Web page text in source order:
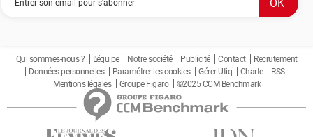
Qui sommes-nous ? L'équipe Notre société Publicité Contact
Recrutement
Données personnelles
Paramétrer les cookies Gérer Utiq Charte
RSS
Mentions légales
Groupe Figaro ©2025 CCM Benchmark